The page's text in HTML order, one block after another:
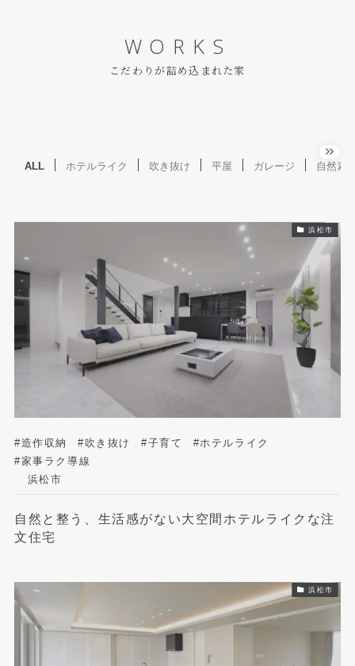
WORKS
こだわりが詰め込まれた家
ALL ホテルライク 吹き抜け 平屋 ガレージ 自然素
浜松市
#造作収納 #吹き抜け #子育て
#ホテルライク
#家事ラク導線
浜松市
自然と整う、生活感がない大空間ホテルライクな注
文住宅
浜松市